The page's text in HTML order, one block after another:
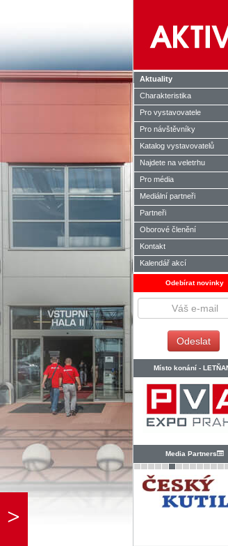
Aktuality
Charakteristika
Pro vystavovatele
Pro návštěvníky
Katalog vystavovatelů
Najdete na veletrhu
Pro média
Mediální partneři
Partneři
Oborové členění
Kontakt
Kalendář akcí
Odebírat novinky
Místo konání -
Media Partners